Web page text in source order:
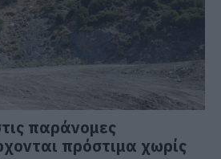
παράνομες
πρόστιμα χωρίς